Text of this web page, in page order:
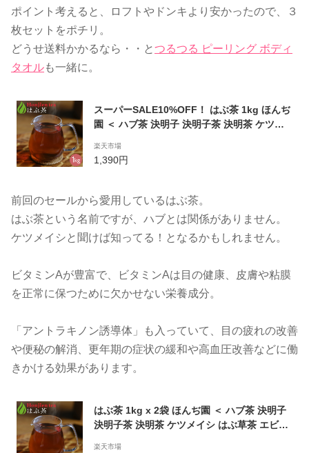
ポイント考えると、ロフトやドンキより安かったので、３
枚セットをポチリ。
どうせ送料かかるなら・・とつるつる ピーリング ボディ
タオルも一緒に。
スーパーSALE10%OFF！ はぶ茶 1kg ほんぢ
園 ＜ ハブ茶 決明子 決明子茶 決明茶 ケツメ
送料無料 ／ラ／
楽天市場
1,390円
前回のセールから愛用しているはぶ茶。
はぶ茶という名前ですが、ハブとは関係がありません。
ケツメイシと聞けば知ってる！となるかもしれません。
ビタミンAが豊富で、ビタミンAは目の健康、皮膚や粘膜
を正常に保つために欠かせない栄養成分。
「アントラキノン誘導体」も入っていて、目の疲れの改善
や便秘の解消、更年期の症状の緩和や高血圧改善などに働
きかける効果があります。
はぶ茶 1kg x 2袋 ほんぢ園 ＜ ハブ茶 決明子
決明子茶 決明茶 ケツメイシ はぶ草茶 エビス
楽天市場